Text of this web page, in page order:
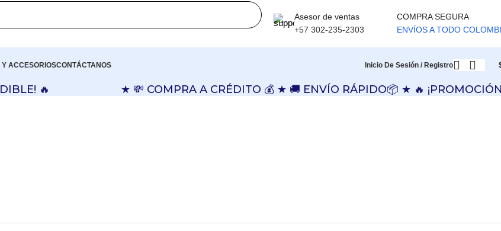
Asesor de ventas
+57 302-235-2303
COMPRA SEGURA
ENVÍOS A TODO
Y ACCESORIOSCONTÁCTANOS Inicio De Sesión / Registro
🔥 ★ 💸 COMPRA A CRÉDITO 💰 ★ 🚚 ENVÍO RÁPIDO📦 ★ 🔥 ¡PROMOCIÓN